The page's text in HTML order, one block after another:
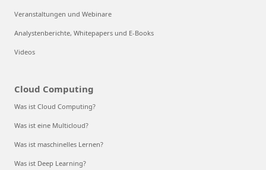
Veranstaltungen und Webinare
Analystenberichte, Whitepapers und E-Books
Videos
Cloud Computing
Was ist Cloud Computing?
Was ist eine Multicloud?
Was ist maschinelles Lernen?
Was ist Deep Learning?